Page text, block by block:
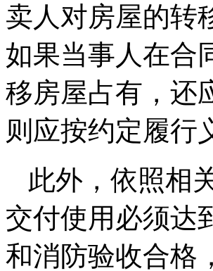
卖人对房屋的转
如果当事人在合
移房屋占有，还
则应按约定履行
此外，依照相
交付使用必须达
和消防验收合格